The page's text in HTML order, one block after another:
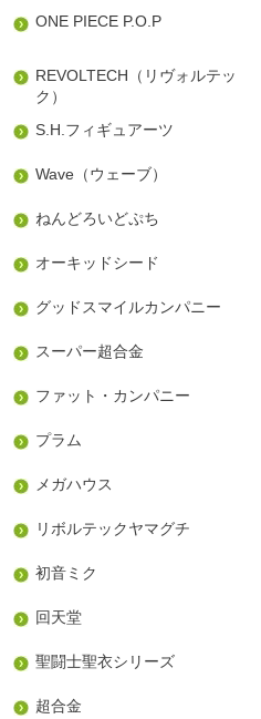
ONE PIECE P.O.P
REVOLTECH（リヴォルテッ
ク）
S.H.フィギュアーツ
Wave（ウェーブ）
ねんどろいどぷち
オーキッドシード
グッドスマイルカンパニー
スーパー超合金
ファット・カンパニー
プラム
メガハウス
リボルテックヤマグチ
初音ミク
回天堂
聖闘士聖衣シリーズ
超合金